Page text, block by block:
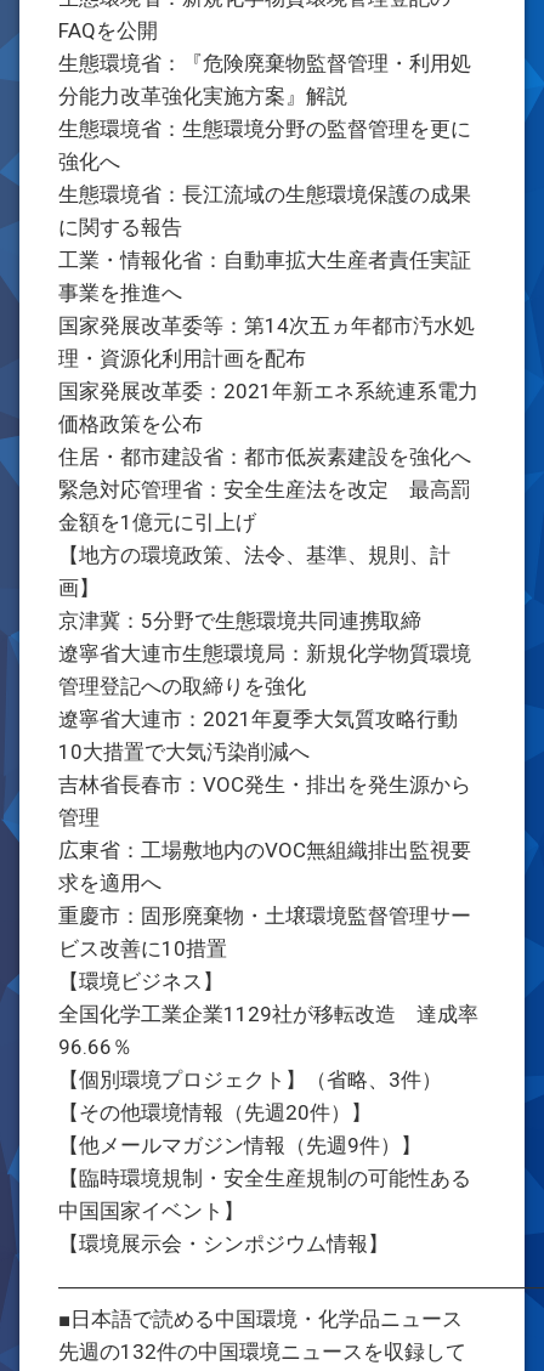
FAQを公開
生態環境省：『危険廃棄物監督管理・利用処
分能力改革強化実施方案』解説
生態環境省：生態環境分野の監督管理を更に
強化へ
生態環境省：長江流域の生態環境保護の成果
に関する報告
工業・情報化省：自動車拡大生産者責任実証
事業を推進へ
国家発展改革委等：第14次五ヵ年都市汚水処
理・資源化利用計画を配布
国家発展改革委：2021年新エネ系統連系電力
価格政策を公布
住居・都市建設省：都市低炭素建設を強化へ
緊急対応管理省：安全生産法を改定 最高罰
金額を1億元に引上げ
【地方の環境政策、法令、基準、規則、計
画】
京津冀：5分野で生態環境共同連携取締
遼寧省大連市生態環境局：新規化学物質環境
管理登記への取締りを強化
遼寧省大連市：2021年夏季大気質攻略行動
10大措置で大気汚染削減へ
吉林省長春市：VOC発生・排出を発生源から
管理
広東省：工場敷地内のVOC無組織排出監視要
求を適用へ
重慶市：固形廃棄物・土壌環境監督管理サー
ビス改善に10措置
【環境ビジネス】
全国化学工業企業1129社が移転改造 達成率
96.66％
【個別環境プロジェクト】（省略、3件）
【その他環境情報（先週20件）】
【他メールマガジン情報（先週9件）】
【臨時環境規制・安全生産規制の可能性ある
中国国家イベント】
【環境展示会・シンポジウム情報】
■日本語で読める中国環境・化学品ニュース
先週の132件の中国環境ニュースを収録して